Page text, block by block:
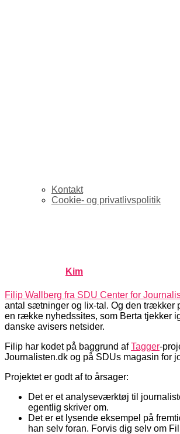
Kontakt
Cookie- og privatlivspolitik
Kim
Filip Wallberg fra SDU Center for
antal sætninger og lix-tal. Og den trækker
en række nyhedssites, som Berta tjekker
danske avisers netsider.
Filip har kodet på baggrund afTagger-
Journalisten.dk og på SDUs magasin for
Projektet er godt af to årsager:
Det er et analyseværktøj til
egentlig skriver om.
Det er et lysende eksempel på
han selv foran. Forvis dig selv om